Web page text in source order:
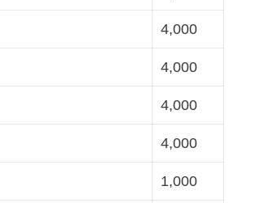
4,000
4,000
4,000
4,000
1,000